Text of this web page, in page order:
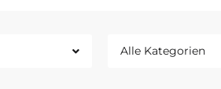
Alle Kategorien